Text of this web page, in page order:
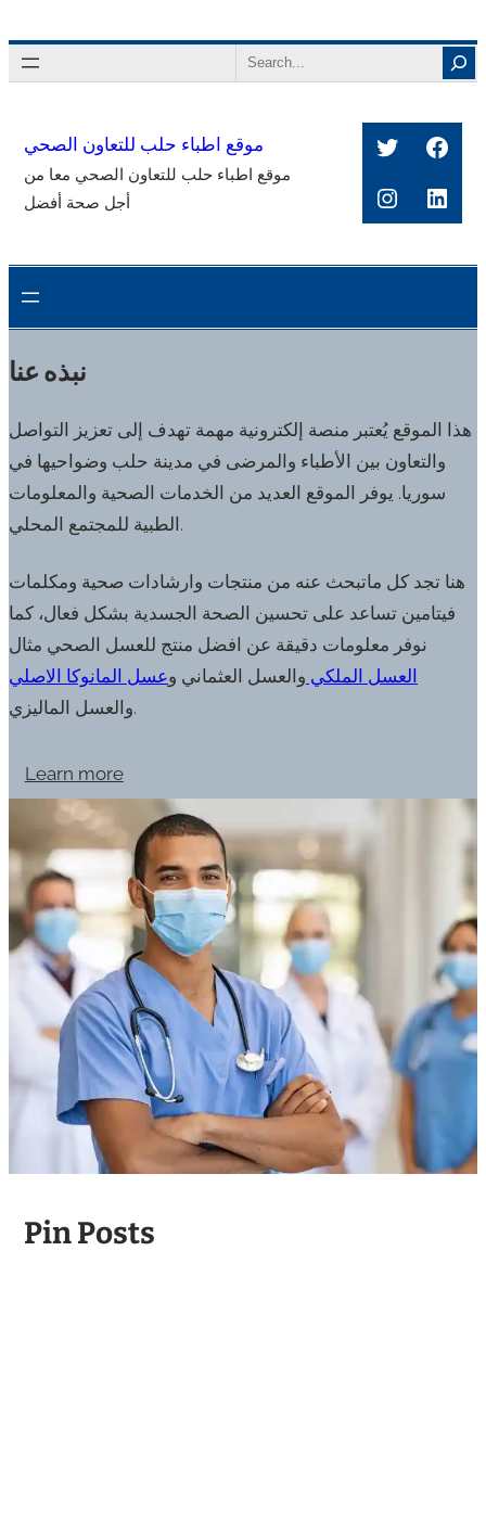
to
content
Search
موقع اطباء حلب للتعاون الصحي
موقع اطباء حلب للتعاون الصحي معا من
أجل صحة أفضل
Twitter
نبذه عنا
هذا الموقع يُعتبر منصة إلكترونية مهمة تهدف إلى تعزيز التواصل
والتعاون بين الأطباء والمرضى في مدينة حلب وضواحيها في
سوريا. يوفر الموقع العديد من الخدمات الصحية والمعلومات
الطبية للمجتمع المحلي.
هنا تجد كل ماتبحث عنه من منتجات وارشادات صحية ومكلمات
فيتامين تساعد على تحسين الصحة الجسدية بشكل فعال، كما
نوفر معلومات دقيقة عن افضل منتج للعسل الصحي مثال
العسل الملكي والعسل العثماني وعسل المانوكا الاصلي
والعسل الماليزي.
Learn more
Pin Posts